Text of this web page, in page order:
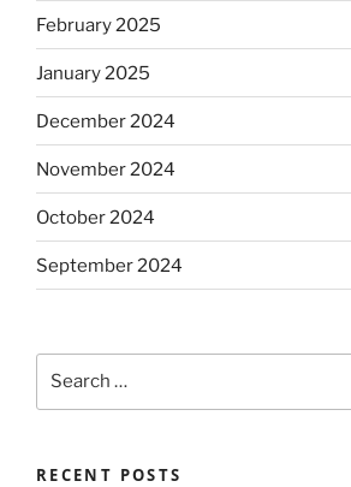
February 2025
January 2025
December 2024
November 2024
October 2024
September 2024
RECENT POSTS